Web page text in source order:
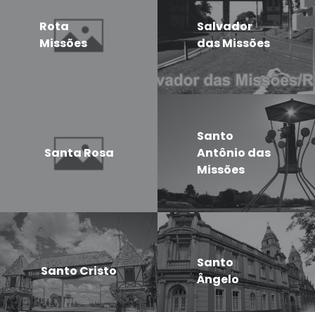
Rota
Missões
Salvador
das Missões
Santa Rosa
Santo
Antônio das
Missões
Santo Cristo
Santo
Ângelo